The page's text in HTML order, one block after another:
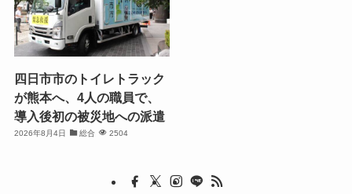
四日市市のトイレトラック
が熊本へ、4人の職員で、
導入後初の被災地への派遣
2026年8月4日 総合 2504